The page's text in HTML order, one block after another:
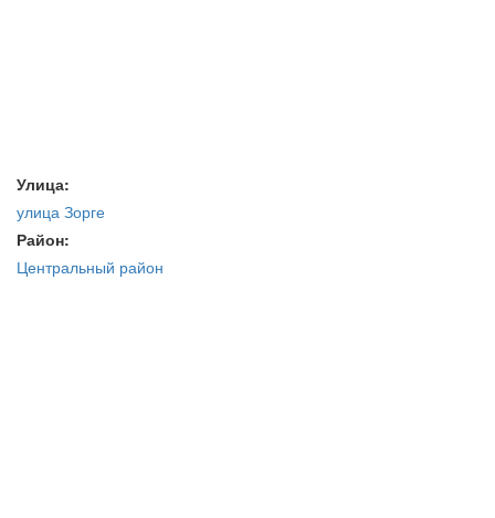
Улица:
улица Зорге
Район:
Центральный район